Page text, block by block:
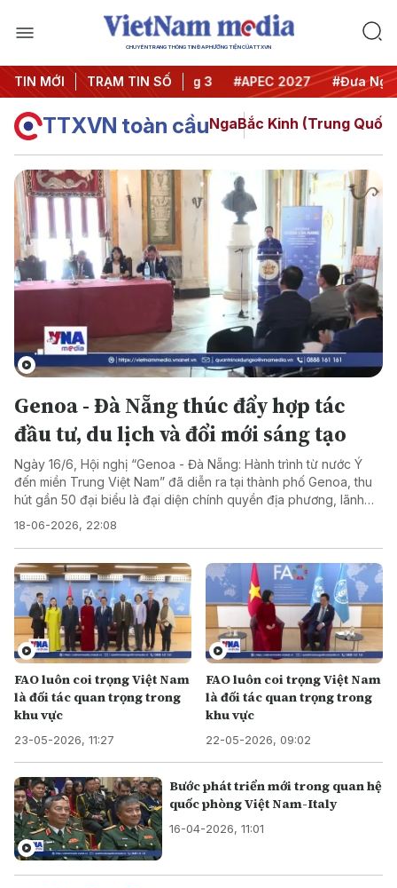
CHUYÊN TRANG THÔNG TIN ĐA PHƯƠNG TIỆN CỦA TTXVN
TIN MỚI TRẠM TIN SỐ
#Hội nghị Trung ương 3 #APEC 2027 #Đưa Nghị
TTXVN toàn cầuNgaBắc Kinh (Trung Quốc)
Genoa - Đà Nẵng thúc đẩy hợp tác
đầu tư, du lịch và đổi mới sáng tạo
Ngày 16/6, Hội nghị “Genoa - Đà Nẵng: Hành trình từ nước Ý
đến miền Trung Việt Nam” đã diễn ra tại thành phố Genoa, thu
hút gần 50 đại biểu là đại diện chính quyền địa phương, lãnh
các tổ chức liên quan của hai bên.
18-06-2026, 22:08
FAO luôn coi trọng Việt Nam
là đối tác quan trọng trong
khu vực
23-05-2026, 11:27
FAO luôn coi trọng Việt Nam
là đối tác quan trọng trong
khu vực
22-05-2026, 09:02
Bước phát triển mới trong quan hệ
quốc phòng Việt Nam-Italy
16-04-2026, 11:01